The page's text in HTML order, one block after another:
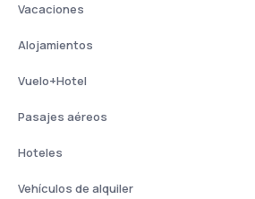
Vacaciones
Alojamientos
Vuelo+Hotel
Pasajes aéreos
Hoteles
Vehículos de alquiler